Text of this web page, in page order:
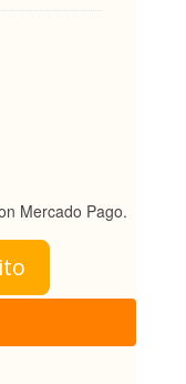
Mercado Pago.